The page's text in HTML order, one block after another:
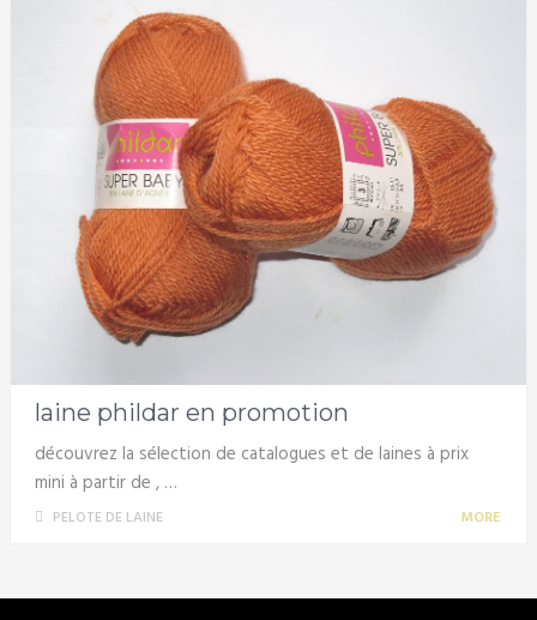
laine phildar en promotion
découvrez la sélection de catalogues et de laines à prix
mini à partir de , …
PELOTE DE LAINE MORE